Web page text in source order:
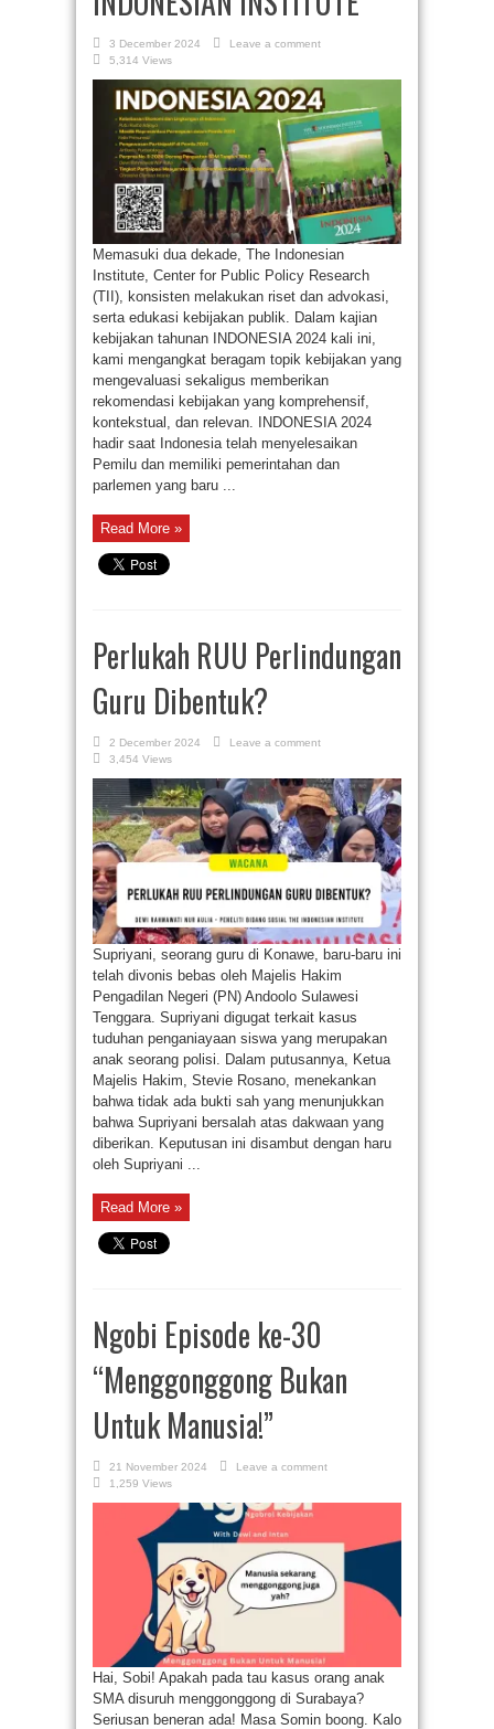
3 December 2024
Leave a comment
5,314 Views
Memasuki dua dekade, The Indonesian
Institute, Center for Public Policy Research
(TII), konsisten melakukan riset dan advokasi,
serta edukasi kebijakan publik. Dalam kajian
kebijakan tahunan INDONESIA 2024 kali ini,
kami mengangkat beragam topik kebijakan yang
mengevaluasi sekaligus memberikan
rekomendasi kebijakan yang komprehensif,
kontekstual, dan relevan. INDONESIA 2024
hadir saat Indonesia telah menyelesaikan
Pemilu dan memiliki pemerintahan dan
parlemen yang baru ...
Read More »
Perlukah RUU Perlindungan
Guru Dibentuk?
2 December 2024
Leave a comment
3,454 Views
Supriyani, seorang guru di Konawe, baru-baru ini
telah divonis bebas oleh Majelis Hakim
Pengadilan Negeri (PN) Andoolo Sulawesi
Tenggara. Supriyani digugat terkait kasus
tuduhan penganiayaan siswa yang merupakan
anak seorang polisi. Dalam putusannya, Ketua
Majelis Hakim, Stevie Rosano, menekankan
bahwa tidak ada bukti sah yang menunjukkan
bahwa Supriyani bersalah atas dakwaan yang
diberikan. Keputusan ini disambut dengan haru
oleh Supriyani ...
Read More »
Ngobi Episode ke-30
“Menggonggong Bukan
Untuk Manusia!”
21 November 2024
Leave a comment
1,259 Views
Hai, Sobi! Apakah pada tau kasus orang anak
SMA disuruh menggonggong di Surabaya?
Seriusan beneran ada! Masa Somin boong. Kalo